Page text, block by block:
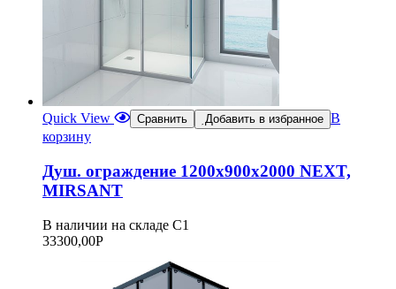
Quick View Сравнить Добавить в избранное В
корзину
Душ. ограждение 1200х900х2000 NEXT,
MIRSANT
В наличии на складе С1
33300,00Р